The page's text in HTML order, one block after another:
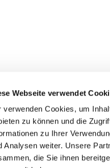
Webseite verwendet
verwenden Cookies, um
zu können und die
zu Ihrer
Analysen weiter. Unsere
die Sie ihnen